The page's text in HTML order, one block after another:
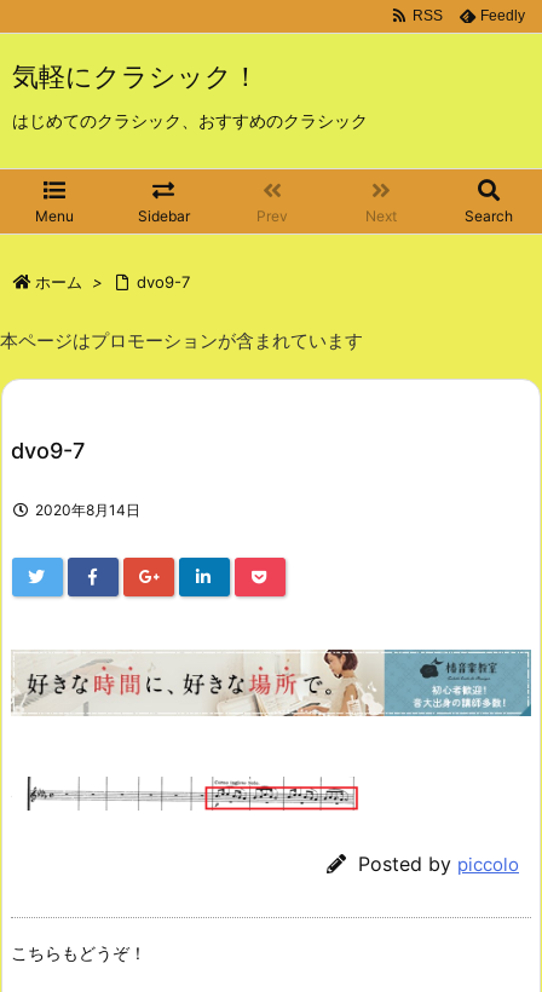
気軽にクラシック！
はじめてのクラシック、おすすめのクラシック
Menu Sidebar Prev Next Search
RSS Feedly
ホーム > dvo9-7
本ページはプロモーションが含まれています
dvo9-7
2020年8月14日
Posted by piccolo
こちらもどうぞ！